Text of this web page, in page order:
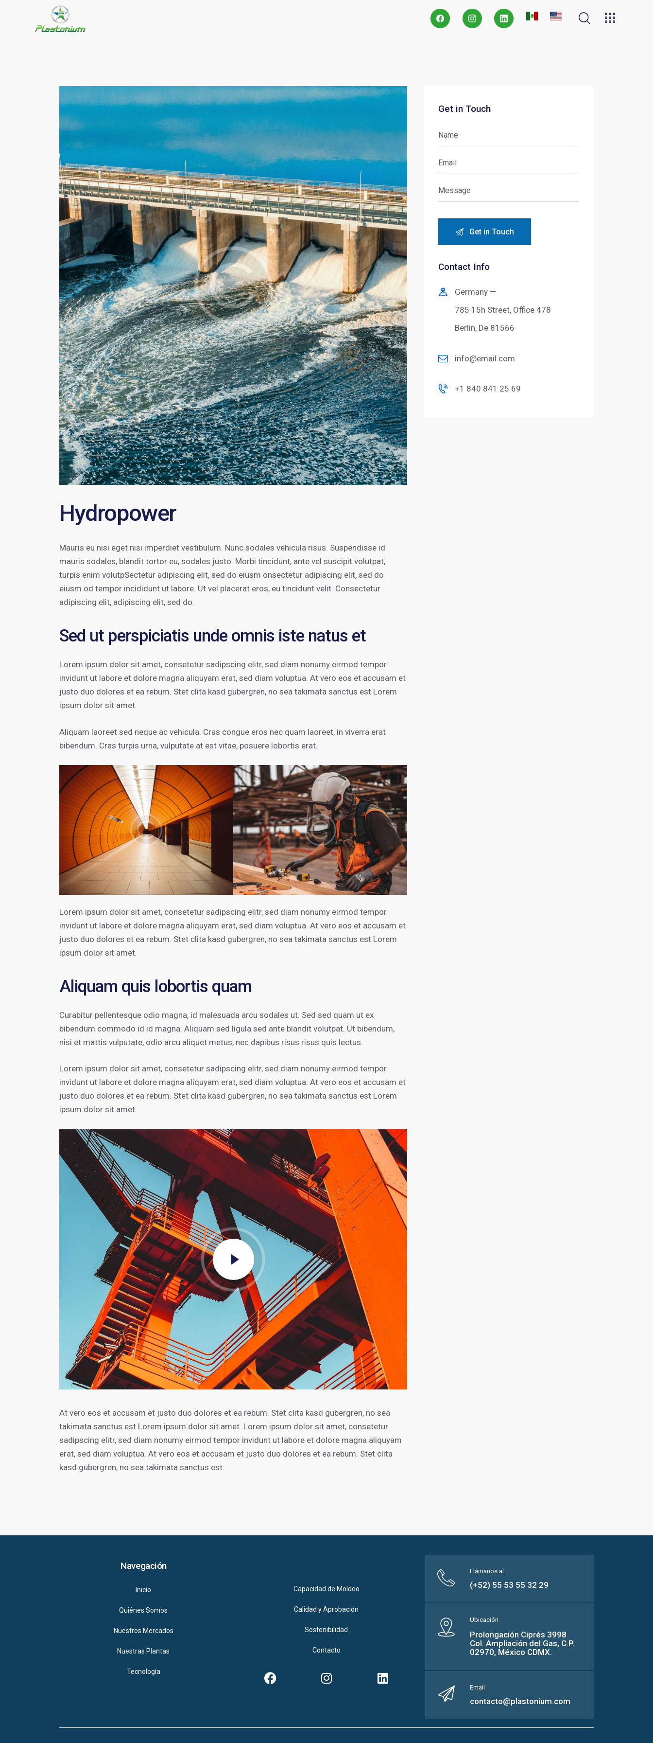
Hydropower
Mauris eu nisi eget nisi imperdiet vestibulum. Nunc sodales vehicula risus. Suspendisse id
mauris sodales, blandit tortor eu, sodales justo. Morbi tincidunt, ante vel suscipit volutpat,
turpis enim volutpSectetur adipiscing elit, sed do eiusm onsectetur adipiscing elit, sed do
eiusm od tempor incididunt ut labore. Ut vel placerat eros, eu tincidunt velit. Consectetur
adipiscing elit, adipiscing elit, sed do.
Sed ut perspiciatis unde omnis iste natus et
Lorem ipsum dolor sit amet, consetetur sadipscing elitr, sed diam nonumy eirmod tempor
invidunt ut labore et dolore magna aliquyam erat, sed diam voluptua. At vero eos et accusam et
justo duo dolores et ea rebum. Stet clita kasd gubergren, no sea takimata sanctus est Lorem
ipsum dolor sit amet.
Aliquam laoreet sed neque ac vehicula. Cras congue eros nec quam laoreet, in viverra erat
bibendum. Cras turpis urna, vulputate at est vitae, posuere lobortis erat.
Lorem ipsum dolor sit amet, consetetur sadipscing elitr, sed diam nonumy eirmod tempor
invidunt ut labore et dolore magna aliquyam erat, sed diam voluptua. At vero eos et accusam et
justo duo dolores et ea rebum. Stet clita kasd gubergren, no sea takimata sanctus est Lorem
ipsum dolor sit amet.
Aliquam quis lobortis quam
Curabitur pellentesque odio magna, id malesuada arcu sodales ut. Sed sed quam ut ex
bibendum commodo id id magna. Aliquam sed ligula sed ante blandit volutpat. Ut bibendum,
nisi et mattis vulputate, odio arcu aliquet metus, nec dapibus risus risus quis lectus.
Lorem ipsum dolor sit amet, consetetur sadipscing elitr, sed diam nonumy eirmod tempor
invidunt ut labore et dolore magna aliquyam erat, sed diam voluptua. At vero eos et accusam et
justo duo dolores et ea rebum. Stet clita kasd gubergren, no sea takimata sanctus est Lorem
ipsum dolor sit amet.
At vero eos et accusam et justo duo dolores et ea rebum. Stet clita kasd gubergren, no sea
takimata sanctus est Lorem ipsum dolor sit amet. Lorem ipsum dolor sit amet, consetetur
sadipscing elitr, sed diam nonumy eirmod tempor invidunt ut labore et dolore magna aliquyam
erat, sed diam voluptua. At vero eos et accusam et justo duo dolores et ea rebum. Stet clita
kasd gubergren, no sea takimata sanctus est.
Get in Touch
Contact Info
Germany —
785 15h Street, Office 478
Berlin, De 81566
info@email.com
+1 840 841 25 69
Navegación
Inicio
Quiénes Somos
Nuestros Mercados
Nuestras Plantas
Tecnología
Capacidad de Moldeo
Calidad y Aprobación
Sostenibilidad
Contacto
Llámanos al
(+52) 55 53 55 32 29
Ubicación
Prolongación Ciprés 3998
Col. Ampliación del Gas, C.P.
02970, México CDMX.
Email
contacto@plastonium.com